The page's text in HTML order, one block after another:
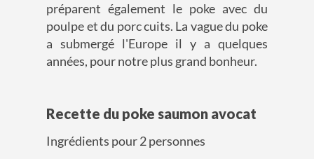
préparent également le poke avec du
poulpe et du porc cuits. La vague du poke
a submergé l'Europe il y a quelques
années, pour notre plus grand bonheur.
Recette du poke saumon avocat
Ingrédients pour 2 personnes